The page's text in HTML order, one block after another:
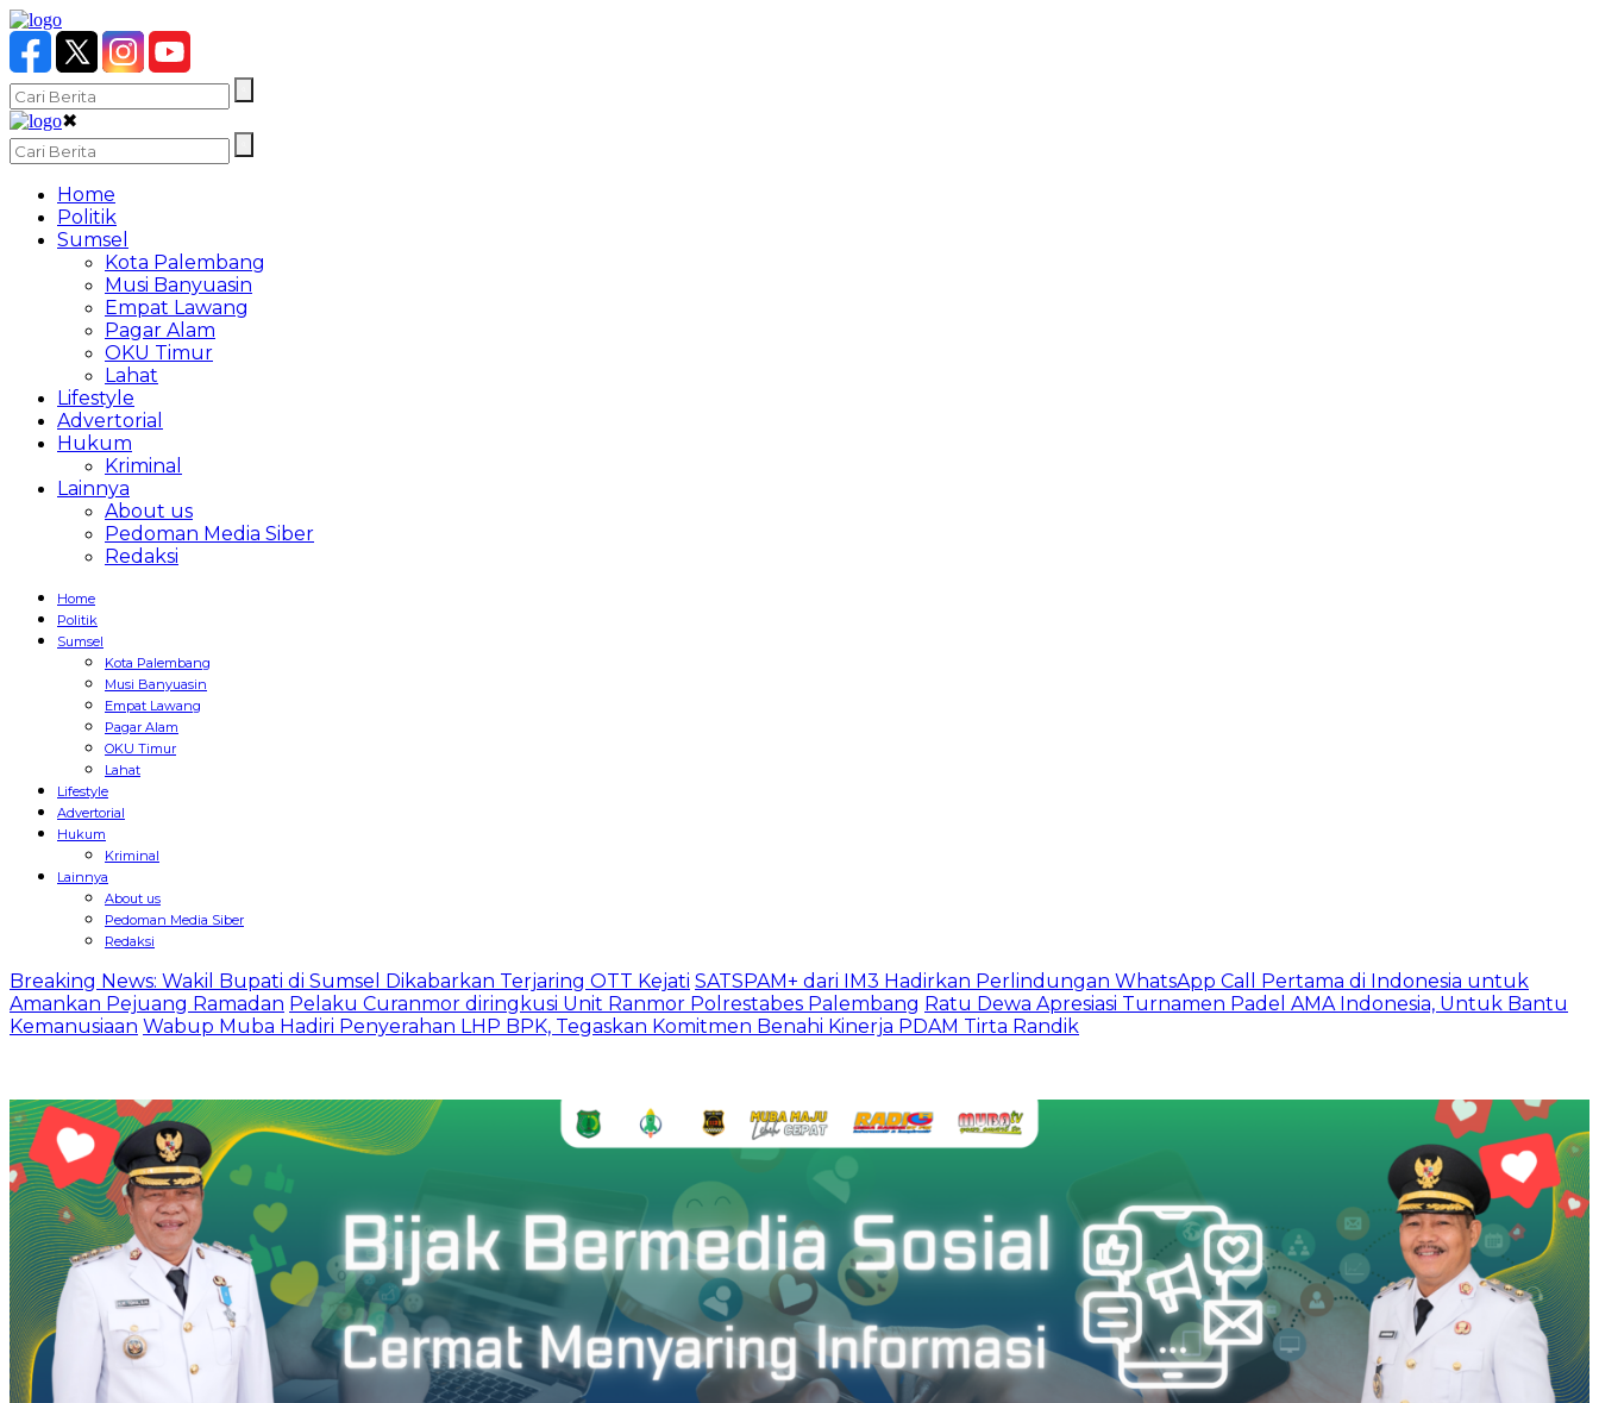
✖
Home
Politik
Sumsel
Kota Palembang
Musi Banyuasin
Empat Lawang
Pagar Alam
OKU Timur
Lahat
Lifestyle
Advertorial
Hukum
Kriminal
Lainnya
About us
Pedoman Media Siber
Redaksi
Home
Politik
Sumsel
Kota Palembang
Musi Banyuasin
Empat Lawang
Pagar Alam
OKU Timur
Lahat
Lifestyle
Advertorial
Hukum
Kriminal
Lainnya
About us
Pedoman Media Siber
Redaksi
Breaking News: Wakil Bupati di Sumsel Dikabarkan Terjaring OTT Kejati SATSPAM+ dari IM3 Hadirkan Perlindungan WhatsApp Call Pertama di Indonesia untuk
Amankan Pejuang Ramadan Pelaku Curanmor diringkusi Unit Ranmor Polrestabes Palembang Ratu Dewa Apresiasi Turnamen Padel AMA Indonesia, Untuk Bantu
Kemanusiaan Wabup Muba Hadiri Penyerahan LHP BPK, Tegaskan Komitmen Benahi Kinerja PDAM Tirta Randik